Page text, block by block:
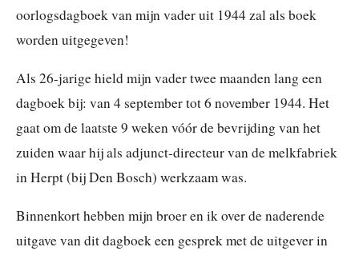
oorlogsdagboek van mijn vader uit 1944 zal als boek
worden uitgegeven!
Als 26-jarige hield mijn vader twee maanden lang een
dagboek bij: van 4 september tot 6 november 1944. Het
gaat om de laatste 9 weken vóór de bevrijding van het
zuiden waar hij als adjunct-directeur van de melkfabriek
in Herpt (bij Den Bosch) werkzaam was.
Binnenkort hebben mijn broer en ik over de naderende
uitgave van dit dagboek een gesprek met de uitgever in